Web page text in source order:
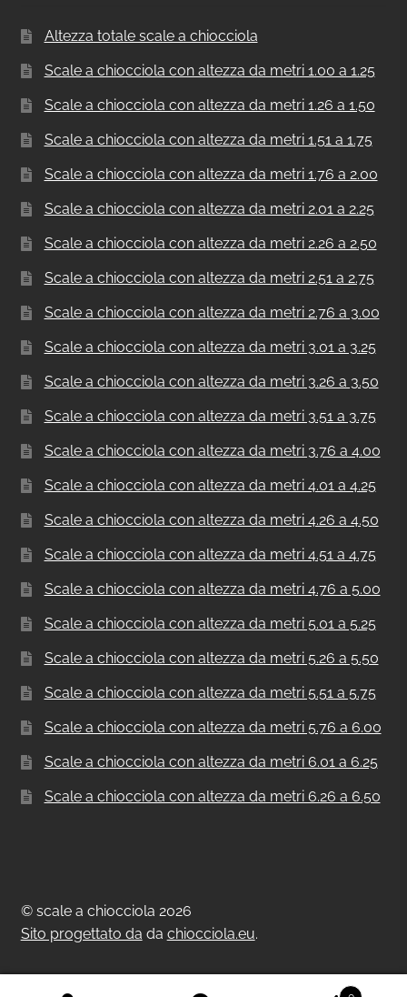
Altezza totale scale a chiocciola
Scale a chiocciola con altezza da metri 1.00 a 1.25
Scale a chiocciola con altezza da metri 1.26 a 1.50
Scale a chiocciola con altezza da metri 1.51 a 1.75
Scale a chiocciola con altezza da metri 1.76 a 2.00
Scale a chiocciola con altezza da metri 2.01 a 2.25
Scale a chiocciola con altezza da metri 2.26 a 2.50
Scale a chiocciola con altezza da metri 2.51 a 2.75
Scale a chiocciola con altezza da metri 2.76 a 3.00
Scale a chiocciola con altezza da metri 3.01 a 3.25
Scale a chiocciola con altezza da metri 3.26 a 3.50
Scale a chiocciola con altezza da metri 3.51 a 3.75
Scale a chiocciola con altezza da metri 3.76 a 4.00
Scale a chiocciola con altezza da metri 4.01 a 4.25
Scale a chiocciola con altezza da metri 4.26 a 4.50
Scale a chiocciola con altezza da metri 4.51 a 4.75
Scale a chiocciola con altezza da metri 4.76 a 5.00
Scale a chiocciola con altezza da metri 5.01 a 5.25
Scale a chiocciola con altezza da metri 5.26 a 5.50
Scale a chiocciola con altezza da metri 5.51 a 5.75
Scale a chiocciola con altezza da metri 5.76 a 6.00
Scale a chiocciola con altezza da metri 6.01 a 6.25
Scale a chiocciola con altezza da metri 6.26 a 6.50
© scale a chiocciola 2026
Sito progettato da da chiocciola.eu.